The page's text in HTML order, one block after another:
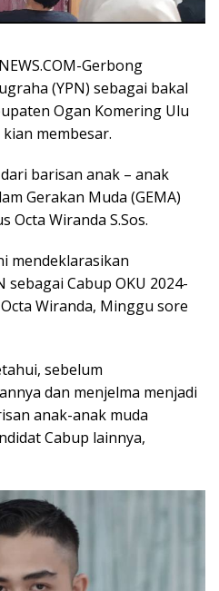
Gerbong
(YPN) sebagai bakal
Ogan Komering Ulu
membesar.
barisan anak – anak
Gerakan Muda (GEMA)
Octa Wiranda S.Sos.
mendeklarasikan
sebagai Cabup OKU 2024-
Wiranda, Minggu sore
sebelum
dan menjelma menjadi
anak-anak muda
Cabup lainnya,